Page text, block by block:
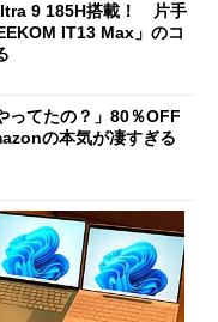
9 185H搭載！ 片手
IT13 Max」のコ
ってたの？」80％OFF
の本気が凄すぎる